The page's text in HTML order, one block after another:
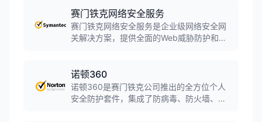
赛门铁克网络安全服务
赛门铁克网络安全服务是企业级网络安全网
关解决方案，提供全面的Web威胁防护和上
企业保护网络安全，管控员工上网行为，满
足合规要求。
诺顿360
诺顿360是赛门铁克公司推出的全方位个人
安全防护套件，集成了防病毒、防火墙、